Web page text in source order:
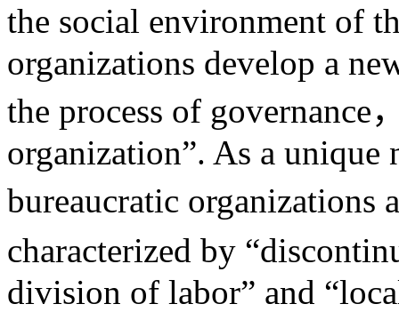
the social environment of
organizations develop a
the process of governance
organization”. As a
bureaucratic organizations
characterized by
division of labor” and